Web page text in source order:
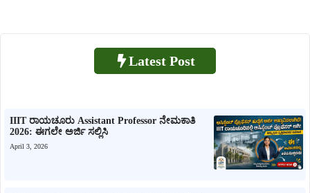
Latest Post
IIIT ರಾಯಚೂರು Assistant Professor ನೇಮಕಾತಿ
2026: ಈಗಲೇ ಅರ್ಜಿ ಸಲ್ಲಿಸಿ
April 3, 2026